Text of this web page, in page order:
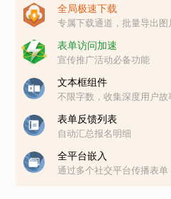
全局极速下载
专属下载通道，批量导出图
表单访问加速
宣传推广活动必备功能
文本框组件
不限字数，收集深度用户故
表单反馈列表
自动汇总报名明细
全平台嵌入
通过多个社交平台传播表